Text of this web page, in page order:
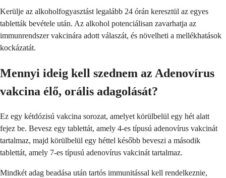
Kerülje az alkoholfogyasztást legalább 24 órán keresztül az egyes
tabletták bevétele után. Az alkohol potenciálisan zavarhatja az
immunrendszer vakcinára adott válaszát, és növelheti a mellékhatások
kockázatát.
Mennyi ideig kell szednem az Adenovírus
vakcina élő, orális adagolását?
Ez egy kétdózisú vakcina sorozat, amelyet körülbelül egy hét alatt
fejez be. Bevesz egy tablettát, amely 4-es típusú adenovírus vakcinát
tartalmaz, majd körülbelül egy héttel később beveszi a második
tablettát, amely 7-es típusú adenovírus vakcinát tartalmaz.
Mindkét adag beadása után tartós immunitással kell rendelkeznie,